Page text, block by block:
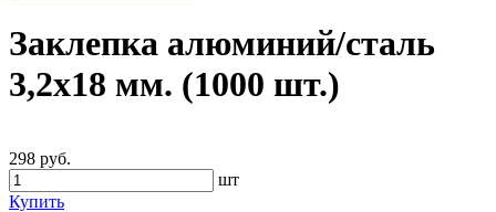
Заклепка алюминий/сталь
3,2х18 мм. (1000 шт.)
298 руб.
шт
Купить